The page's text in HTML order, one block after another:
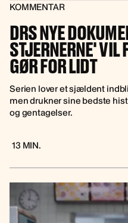
KOMMENTAR
DRS NYE
STJERNERNE' VIL
GØR FOR LIDT
Serien lover et sjældent
men drukner sine bedste
og gentagelser.
13 MIN.